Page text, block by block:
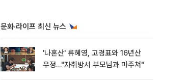
문화·라이프 최신 뉴스
'나혼산' 류혜영, 고경표와 16년산
우정…"자취방서 부모님과 마주쳐"